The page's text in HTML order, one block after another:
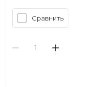
Сравнить